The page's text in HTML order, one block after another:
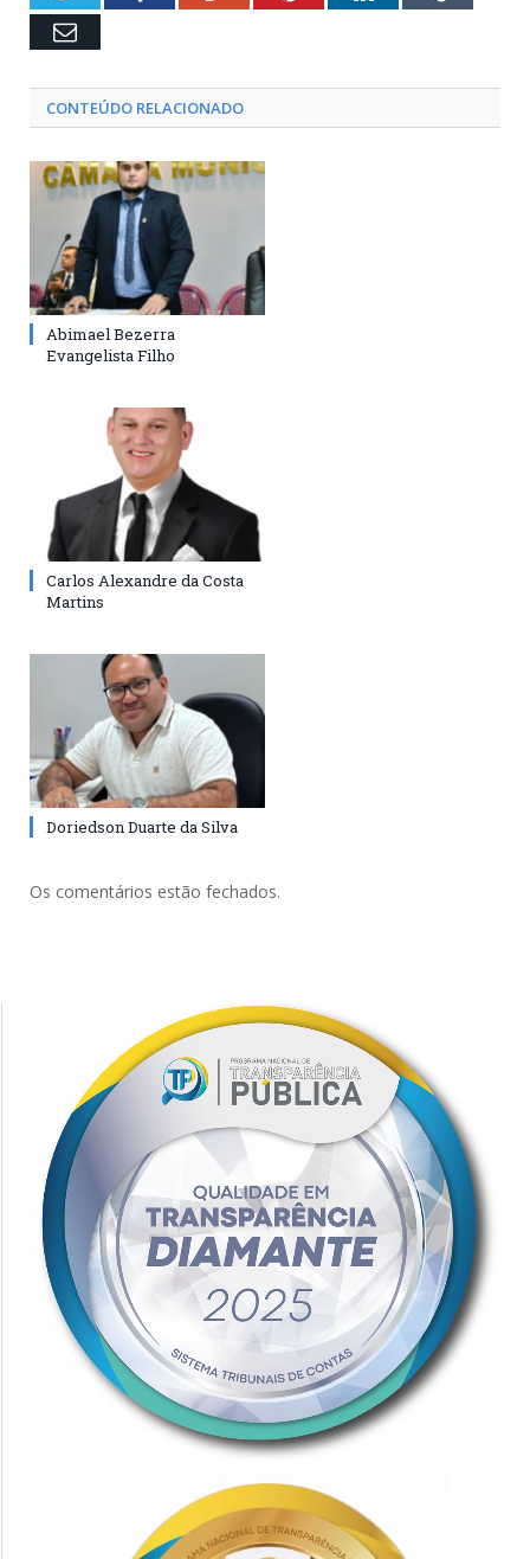
Email
CONTEÚDO RELACIONADO
Abimael Bezerra
Evangelista Filho
Carlos Alexandre da Costa
Martins
Doriedson Duarte da Silva
Os comentários estão fechados.